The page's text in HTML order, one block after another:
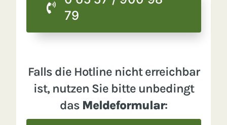
79
Falls die Hotline nicht erreichbar
ist, nutzen Sie bitte unbedingt
das Meldeformular: